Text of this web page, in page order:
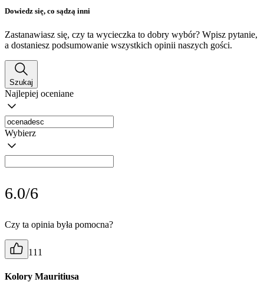
Dowiedz się, co sądzą inni
Zastanawiasz się, czy ta wycieczka to dobry wybór? Wpisz pytanie,
a dostaniesz podsumowanie wszystkich opinii naszych gości.
Szukaj
Najlepiej oceniane
Wybierz
6.0/6
Czy ta opinia była pomocna?
111
Kolory Mauritiusa